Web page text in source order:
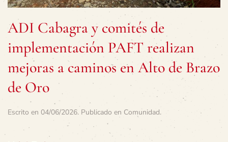
ADI Cabagra y comités de
implementación PAFT realizan
mejoras a caminos en Alto de Brazo
de Oro
Escrito en 04/06/2026. Publicado en Comunidad.